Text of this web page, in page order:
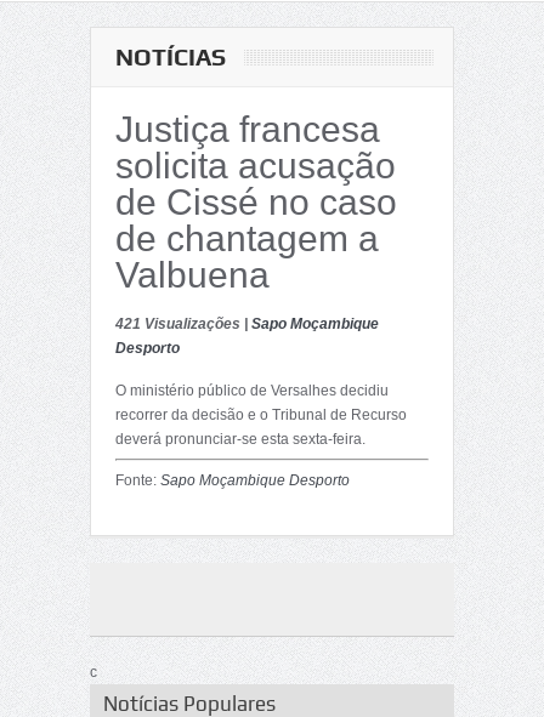
NOTÍCIAS
Justiça francesa
solicita acusação
de Cissé no caso
de chantagem a
Valbuena
421 Visualizações | Sapo Moçambique
Desporto
O ministério público de Versalhes decidiu
recorrer da decisão e o Tribunal de Recurso
deverá pronunciar-se esta sexta-feira.
Fonte: Sapo Moçambique Desporto
c
Notícias Populares